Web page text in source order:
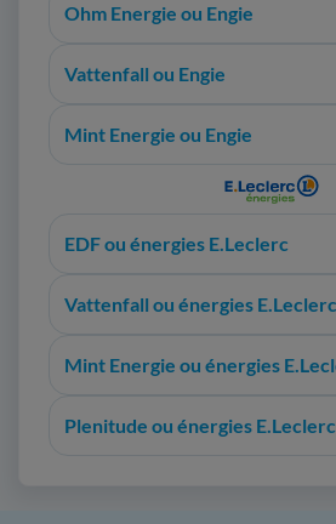
Ohm Energie ou Engie
Vattenfall ou Engie
Mint Energie ou Engie
EDF ou énergies E.Leclerc
Vattenfall ou énergies E.Leclerc
Mint Energie ou énergies
Plenitude ou énergies E.Leclerc